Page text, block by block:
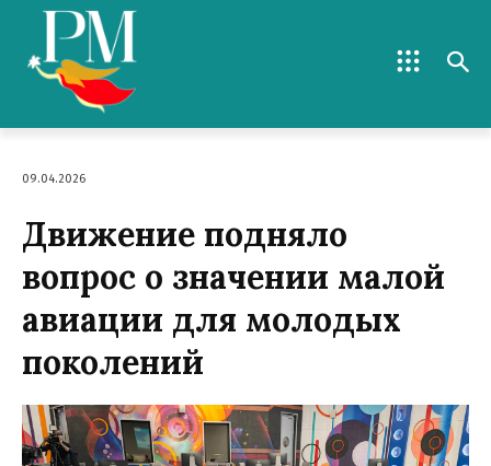
09.04.2026
Движение подняло
вопрос о значении малой
авиации для молодых
поколений